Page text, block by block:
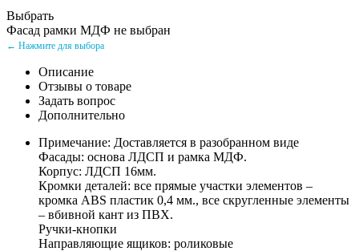
Выбрать
Фасад рамки МДФ не выбран
← Нажмите для выбора
Описание
Отзывы о товаре
Задать вопрос
Дополнительно
Примечание: Доставляется в разобранном виде
Фасады: основа ЛДСП и рамка МДФ.
Корпус: ЛДСП 16мм.
Кромки деталей: все прямые участки элементов –
кромка ABS пластик 0,4 мм., все скругленные элементы
– вбивной кант из ПВХ.
Ручки-кнопки
Направляющие ящиков: роликовые